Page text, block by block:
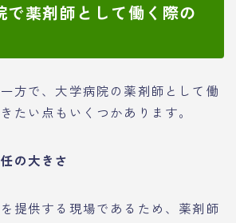
で薬剤師として働く際の
方で、大学病院の薬剤師として働
たい点もいくつかあります。
の大きさ
提供する現場であるため、薬剤師